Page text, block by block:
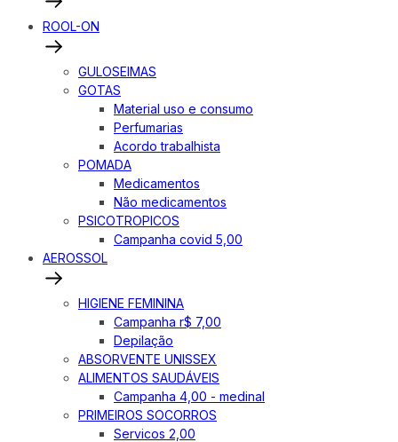
ROOL-ON
GULOSEIMAS
GOTAS
Material uso e consumo
Perfumarias
Acordo trabalhista
POMADA
Medicamentos
Não medicamentos
PSICOTROPICOS
Campanha covid 5,00
AEROSSOL
HIGIENE FEMININA
Campanha r$ 7,00
Depilação
ABSORVENTE UNISSEX
ALIMENTOS SAUDÁVEIS
Campanha 4,00 - medinal
PRIMEIROS SOCORROS
Servicos 2,00